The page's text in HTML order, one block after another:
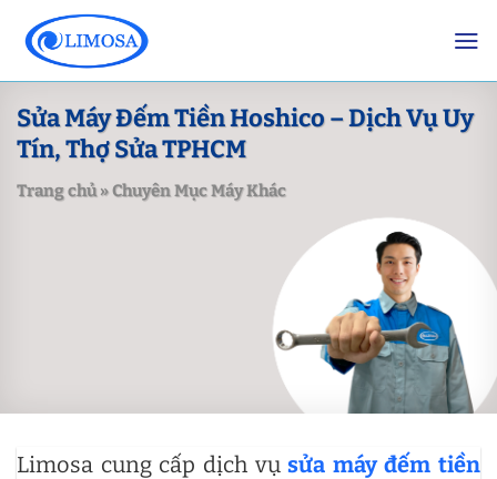
content
Sửa Máy Đếm Tiền Hoshico – Dịch Vụ Uy
Tín, Thợ Sửa TPHCM
Trang chủ»Chuyên Mục Máy Khác
Limosa cung cấp dịch vụsửa máy đếm tiền